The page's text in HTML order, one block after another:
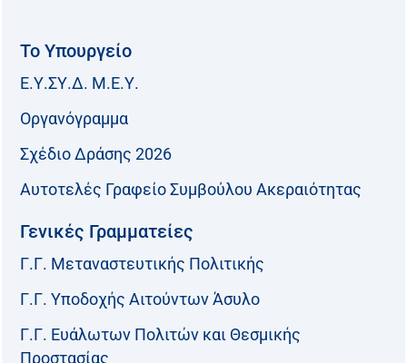
Το Υπουργείο
Ε.Υ.ΣΥ.Δ. Μ.Ε.Υ.
Οργανόγραμμα
Σχέδιο Δράσης 2026
Αυτοτελές Γραφείο Συμβούλου Ακεραιότητας
Γενικές Γραμματείες
Γ.Γ. Μεταναστευτικής Πολιτικής
Γ.Γ. Υποδοχής Αιτούντων Άσυλο
Γ.Γ. Ευάλωτων Πολιτών και Θεσμικής
Προστασίας